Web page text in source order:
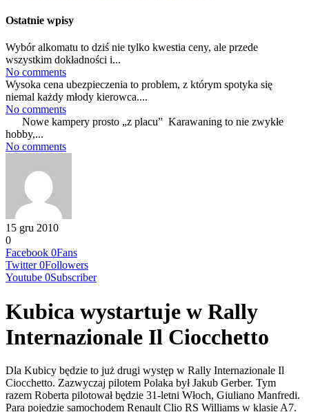
Ostatnie wpisy
Wybór alkomatu to dziś nie tylko kwestia ceny, ale przede
wszystkim dokładności i...
No comments
Wysoka cena ubezpieczenia to problem, z którym spotyka się
niemal każdy młody kierowca....
No comments
Nowe kampery prosto „z placu” Karawaning to nie zwykłe
hobby,...
No comments
15 gru 2010
0
Facebook 0Fans
Twitter 0Followers
Youtube 0Subscriber
Kubica wystartuje w Rally
Internazionale Il Ciocchetto
Dla Kubicy będzie to już drugi występ w Rally Internazionale Il
Ciocchetto. Zazwyczaj pilotem Polaka był Jakub Gerber. Tym
razem Roberta pilotował będzie 31-letni Włoch, Giuliano Manfredi.
Para pojedzie samochodem Renault Clio RS Williams w klasie A7.